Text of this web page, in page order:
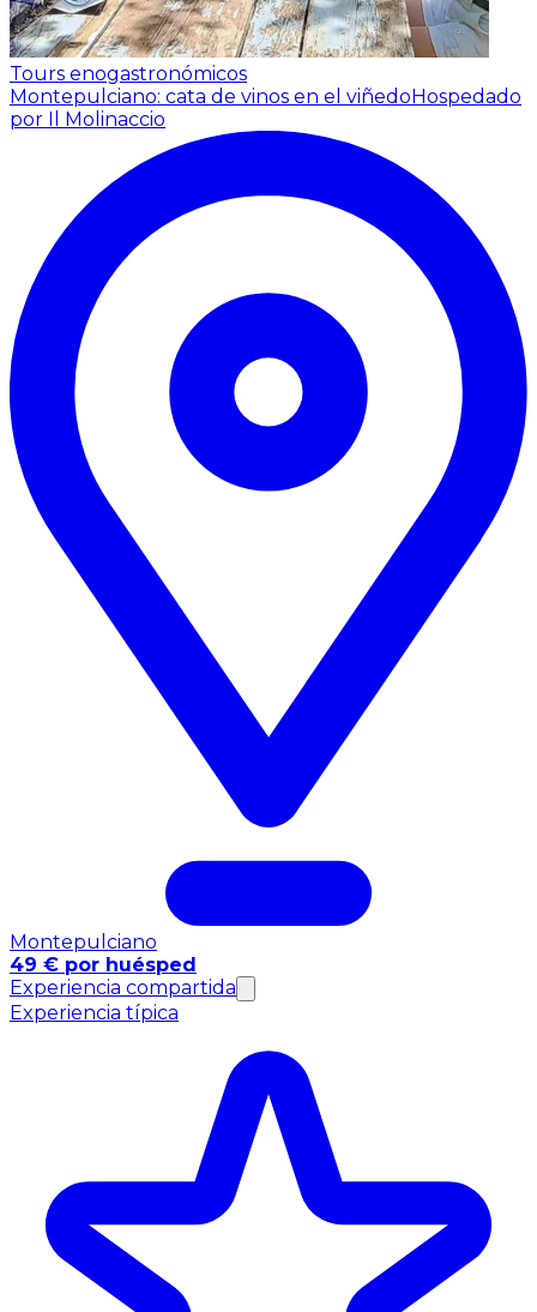
Tours enogastronómicos
Montepulciano: cata de vinos en el viñedoHospedado
por Il Molinaccio
Montepulciano
49 € por huésped
Experiencia compartida
Experiencia típica